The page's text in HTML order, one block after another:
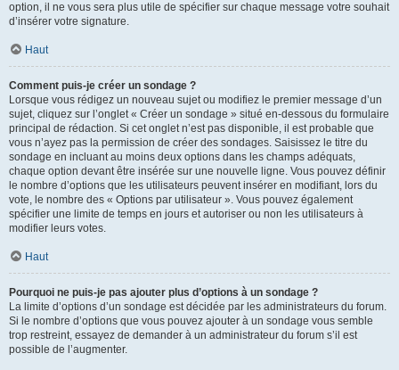
option, il ne vous sera plus utile de spécifier sur chaque message votre souhait
d’insérer votre signature.
Haut
Comment puis-je créer un sondage ?
Lorsque vous rédigez un nouveau sujet ou modifiez le premier message d’un
sujet, cliquez sur l’onglet « Créer un sondage » situé en-dessous du formulaire
principal de rédaction. Si cet onglet n’est pas disponible, il est probable que
vous n’ayez pas la permission de créer des sondages. Saisissez le titre du
sondage en incluant au moins deux options dans les champs adéquats,
chaque option devant être insérée sur une nouvelle ligne. Vous pouvez définir
le nombre d’options que les utilisateurs peuvent insérer en modifiant, lors du
vote, le nombre des « Options par utilisateur ». Vous pouvez également
spécifier une limite de temps en jours et autoriser ou non les utilisateurs à
modifier leurs votes.
Haut
Pourquoi ne puis-je pas ajouter plus d’options à un sondage ?
La limite d’options d’un sondage est décidée par les administrateurs du forum.
Si le nombre d’options que vous pouvez ajouter à un sondage vous semble
trop restreint, essayez de demander à un administrateur du forum s’il est
possible de l’augmenter.